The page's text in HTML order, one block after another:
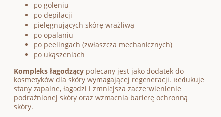
po goleniu
po depilacji
pielęgnujących skórę wrażliwą
po opalaniu
po peelingach (zwłaszcza mechanicznych)
po ukąszeniach
Kompleks łagodzący polecany jest jako dodatek do
kosmetyków dla skóry wymagającej regeneracji. Redukuje
stany zapalne, łagodzi i zmniejsza zaczerwienienie
podrażnionej skóry oraz wzmacnia barierę ochronną
skóry.